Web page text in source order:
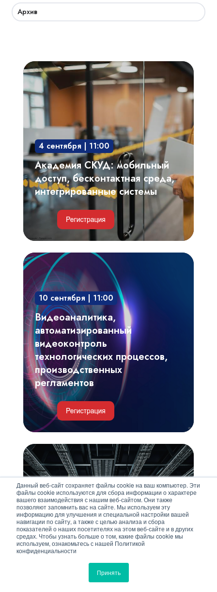
Данный веб-сайт сохраняет файлы cookie на ваш компьютер. Эти
файлы cookie используются для сбора информации о характере
вашего взаимодействия с нашим веб-сайтом. Они также
позволяют запомнить вас на сайте. Мы используем эту
информацию для улучшения и специальной настройки вашей
навигации по сайту, а также с целью анализа и сбора
показателей о наших посетителях на этом веб-сайте и в других
средах. Чтобы узнать больше о том, какие файлы cookie мы
используем, ознакомьтесь с нашей Политикой
конфиденциальности
Принять
Архив
Академия
СКУД:
мобильный
доступ,
бесконтактная
интегрированные
системы
4 сентября | 11:00
Академия СКУД: мобильный
доступ, бесконтактная среда,
интегрированные системы
Видеоаналитика,
автоматизированный
видеоконтроль
технологических
процессов,
производственных
регламентов
10 сентября | 11:00
Видеоаналитика,
автоматизированный
видеоконтроль
технологических процессов,
производственных
регламентов
Инженерные
и
IT-
решения
для
обеспечения
безотказной
и
17 сентября | 11:00
Инженерные и IT-решения
для обеспечения безотказной
и непрерывной работы ЦОД